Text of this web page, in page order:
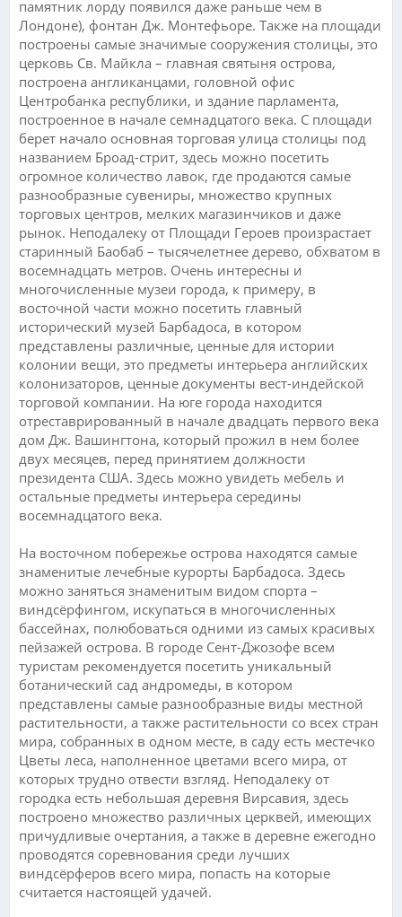
памятник лорду появился даже раньше чем в
Лондоне), фонтан Дж. Монтефьоре. Также на площади
построены самые значимые сооружения столицы, это
церковь Св. Майкла – главная святыня острова,
построена англиканцами, головной офис
Центробанка республики, и здание парламента,
построенное в начале семнадцатого века. С площади
берет начало основная торговая улица столицы под
названием Броад-стрит, здесь можно посетить
огромное количество лавок, где продаются самые
разнообразные сувениры, множество крупных
торговых центров, мелких магазинчиков и даже
рынок. Неподалеку от Площади Героев произрастает
старинный Баобаб – тысячелетнее дерево, обхватом в
восемнадцать метров. Очень интересны и
многочисленные музеи города, к примеру, в
восточной части можно посетить главный
исторический музей Барбадоса, в котором
представлены различные, ценные для истории
колонии вещи, это предметы интерьера английских
колонизаторов, ценные документы вест-индейской
торговой компании. На юге города находится
отреставрированный в начале двадцать первого века
дом Дж. Вашингтона, который прожил в нем более
двух месяцев, перед принятием должности
президента США. Здесь можно увидеть мебель и
остальные предметы интерьера середины
восемнадцатого века.
На восточном побережье острова находятся самые
знаменитые лечебные курорты Барбадоса. Здесь
можно заняться знаменитым видом спорта –
виндсёрфингом, искупаться в многочисленных
бассейнах, полюбоваться одними из самых красивых
пейзажей острова. В городе Сент-Джозофе всем
туристам рекомендуется посетить уникальный
ботанический сад андромеды, в котором
представлены самые разнообразные виды местной
растительности, а также растительности со всех стран
мира, собранных в одном месте, в саду есть местечко
Цветы леса, наполненное цветами всего мира, от
которых трудно отвести взгляд. Неподалеку от
городка есть небольшая деревня Вирсавия, здесь
построено множество различных церквей, имеющих
причудливые очертания, а также в деревне ежегодно
проводятся соревнования среди лучших
виндсёрферов всего мира, попасть на которые
считается настоящей удачей.